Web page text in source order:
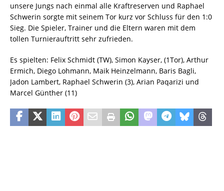
unsere Jungs nach einmal alle Kraftreserven und Raphael
Schwerin sorgte mit seinem Tor kurz vor Schluss für den 1:0
Sieg. Die Spieler, Trainer und die Eltern waren mit dem
tollen Turnierauftritt sehr zufrieden.
Es spielten: Felix Schmidt (TW), Simon Kayser, (1Tor), Arthur
Ermich, Diego Lohmann, Maik Heinzelmann, Baris Bagli,
Jadon Lambert, Raphael Schwerin (3), Arian Paqarizi und
Marcel Günther (11)